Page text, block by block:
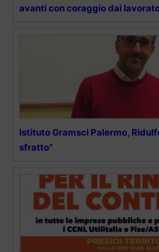
avanti con coraggio dai
Istituto Gramsci Palermo,
sfratto”